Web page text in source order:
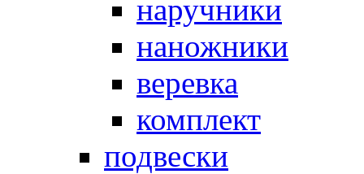
наручники
наножники
веревка
комплект
подвески